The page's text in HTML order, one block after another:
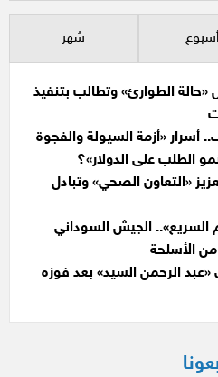
شهر
«حالة الطوارئ» وتطالب بتنفيذ
أسرار «أزمة السيولة والفجوة
الطلب على الدولار»؟
«التعاون الصحي» وتبادل
السريع».. الجيش السوداني
الأسلحة
الرحمن السيد» بعد فوزه